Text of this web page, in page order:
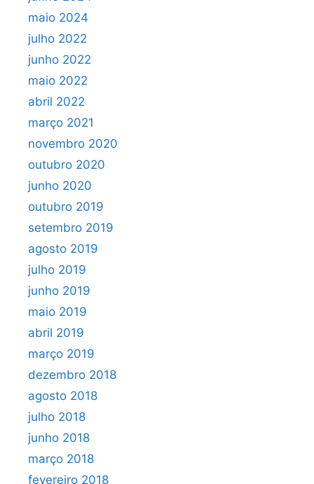
maio 2024
julho 2022
junho 2022
maio 2022
abril 2022
março 2021
novembro 2020
outubro 2020
junho 2020
outubro 2019
setembro 2019
agosto 2019
julho 2019
junho 2019
maio 2019
abril 2019
março 2019
dezembro 2018
agosto 2018
julho 2018
junho 2018
março 2018
fevereiro 2018